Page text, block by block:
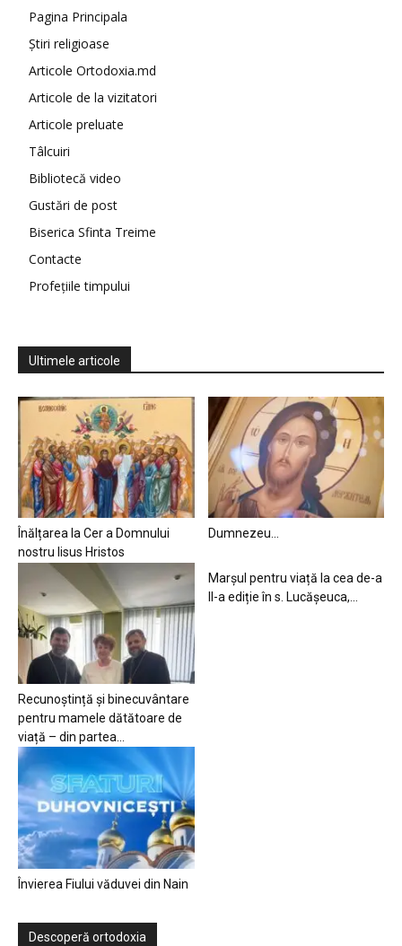
Pagina Principala
Știri religioase
Articole Ortodoxia.md
Articole de la vizitatori
Articole preluate
Tâlcuiri
Bibliotecă video
Gustări de post
Biserica Sfinta Treime
Contacte
Profețiile timpului
Ultimele articole
Înălțarea la Cer a Domnului
nostru Iisus Hristos
Dumnezeu…
Recunoștință și binecuvântare
pentru mamele dătătoare de
viață – din partea...
Marșul pentru viață la cea de-a
II-a ediție în s. Lucășeuca,...
Învierea Fiului văduvei din Nain
Descoperă ortodoxia